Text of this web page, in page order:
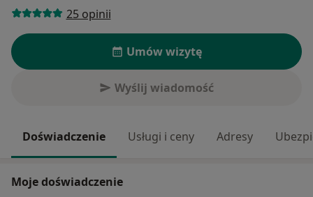
25 opinii
Umów wizytę
Wyślij wiadomość
Doświadczenie Usługi i ceny Adresy
Moje doświadczenie